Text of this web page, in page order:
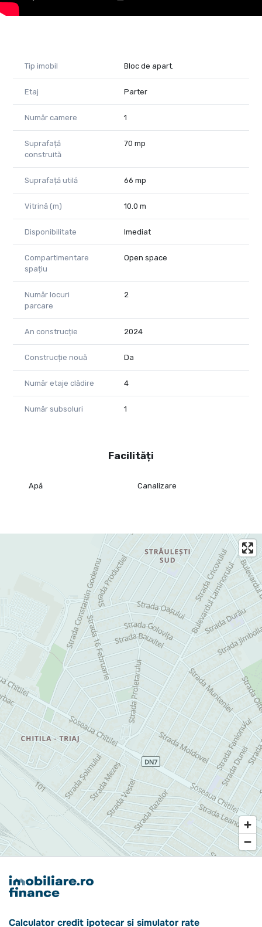
afacere!
Tip imobil Bloc de apart.
Etaj Parter
Număr camere 1
Suprafață
construită
70 mp
Suprafață utilă 66 mp
Vitrină (m) 10.0 m
Disponibilitate Imediat
Compartimentare
spațiu
Open space
Număr locuri
parcare
2
An construcție 2024
Construcție nouă Da
Număr etaje clădire 4
Număr subsoluri 1
Facilități
Apă Canalizare